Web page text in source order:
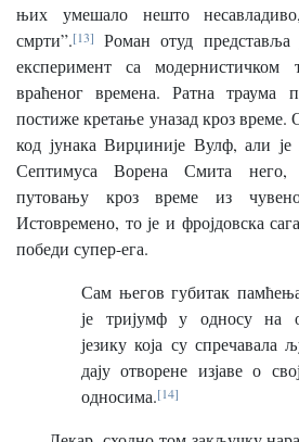
њих умешало нешто
смрти”.[13]
Роман отуд
експеримент са
враћеног времена. Ратна траума
постиже кретање уназад кроз време.
код јунака Вирџиније Вулф, али
Септимуса Ворена Смита него,
путовању кроз време из
Истовремено, то је и фројдовска
победи супер-ега.
Сам његов губитак
је тријумф у односу на
језику која су спречавала
дају отворене изјаве о
односима.[14]